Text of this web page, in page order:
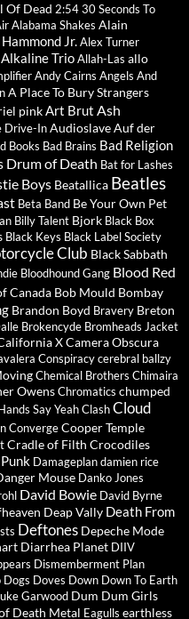
Of Dead 2:5430 Seconds To
Alabama Shakes Alain
Jr.Alex Turner
Alkaline TrioAllah-Las allo
Andy Cairns Angels And
A Place To Bury Strangers
pinkArt Brut Ash
Drive-InAudioslaveAuf der
Books Bad Brains Bad Religion
Drum of Death Bat for Lashes
Boys Beatallica Beatles
Beta Band Be Your Own Pet
Billy Talent Bjork Black Box
Black Keys Black Label Society
Club Black Sabbath
Bloodhound Gang Blood Red
Canada Bob Mould Bombay
Brandon Boyd Bravery Breton
Brokencyde Bromheads Jacket
XCamera Obscura
Conspiracycerebral ballzy
Chemical Brothers Chimaira
OwensChromatics chumped
Say YeahClashCloud
ConvergeCooper Temple
Cradle of Filth Crocodiles
Damageplandamien rice
Mouse Danko Jones
David Bowie David Byrne
Deap Vally Death From
Deftones Depeche Mode
Diarrhea Planet DIIV
Dismemberment Plan
Dogs Doves Down Down To Earth
Garwood Dum Dum Girls
Death Metal Eagulls earthless